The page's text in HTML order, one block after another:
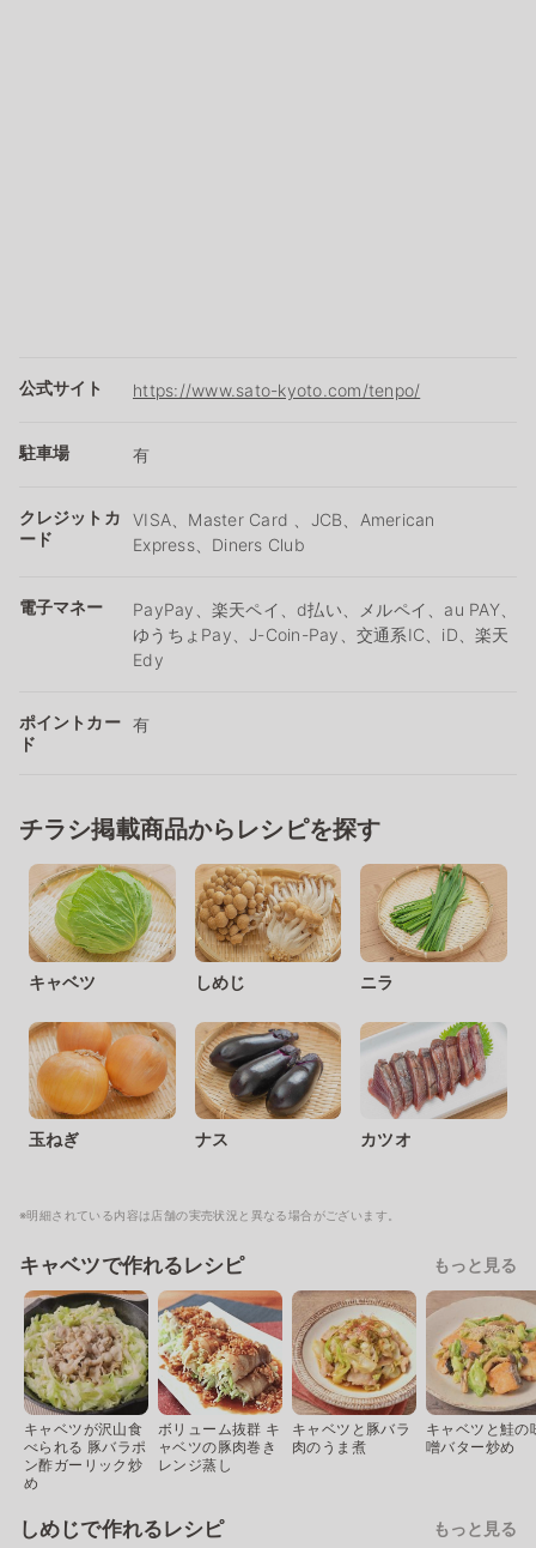
公式サイト https://www.sato-kyoto.com/tenpo/
駐車場 有
クレジットカ
ード
VISA、Master Card 、JCB、American
Express、Diners Club
電子マネー
PayPay、楽天ペイ、d払い、メルペイ、au PAY、
ゆうちょPay、J-Coin-Pay、交通系IC、iD、楽天
Edy
ポイントカー
ド
有
チラシ掲載商品からレシピを探す
キャベツ しめじ ニラ
玉ねぎ ナス カツオ
※明細されている内容は店舗の実売状況と異なる場合がございます。
キャベツで作れるレシピ もっと見る
キャベツが沢山食
べられる 豚バラポ
ン酢ガーリック炒
め
ボリューム抜群 キ
ャベツの豚肉巻き
レンジ蒸し
キャベツと豚バラ
肉のうま煮
キャベツと鮭の
噌バター炒め
しめじで作れるレシピ もっと見る